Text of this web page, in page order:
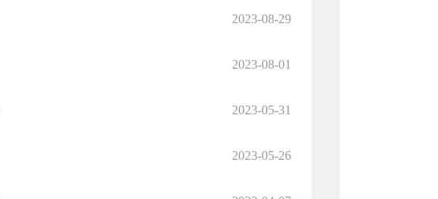
2023-08-29
2023-08-01
2023-05-31
2023-05-26